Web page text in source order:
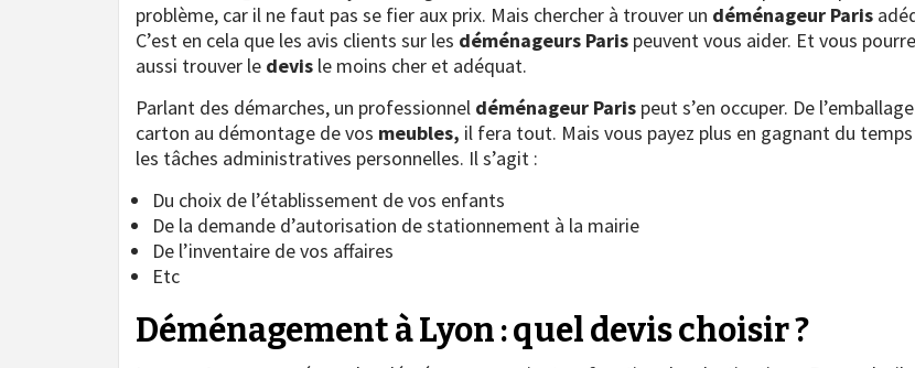
problème, car il ne faut pas se fier aux prix. Mais chercher à trouver un déménageur Paris
C’est en cela que les avis clients sur les déménageurs Paris peuvent vous aider. Et vous
aussi trouver le devis le moins cher et adéquat.
Parlant des démarches, un professionnel déménageur Paris peut s’en occuper. De
carton au démontage de vos meubles, il fera tout. Mais vous payez plus en gagnant du
les tâches administratives personnelles. Il s’agit :
Du choix de l’établissement de vos enfants
De la demande d’autorisation de stationnement à la mairie
De l’inventaire de vos affaires
Etc
Déménagement à Lyon : quel devis choisir ?